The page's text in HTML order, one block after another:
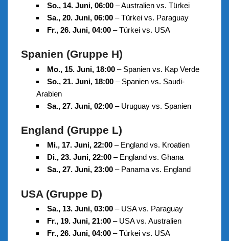
So., 14. Juni, 06:00 – Australien vs. Türkei
Sa., 20. Juni, 06:00 – Türkei vs. Paraguay
Fr., 26. Juni, 04:00 – Türkei vs. USA
Spanien (Gruppe H)
Mo., 15. Juni, 18:00 – Spanien vs. Kap Verde
So., 21. Juni, 18:00 – Spanien vs. Saudi-
Arabien
Sa., 27. Juni, 02:00 – Uruguay vs. Spanien
England (Gruppe L)
Mi., 17. Juni, 22:00 – England vs. Kroatien
Di., 23. Juni, 22:00 – England vs. Ghana
Sa., 27. Juni, 23:00 – Panama vs. England
USA (Gruppe D)
Sa., 13. Juni, 03:00 – USA vs. Paraguay
Fr., 19. Juni, 21:00 – USA vs. Australien
Fr., 26. Juni, 04:00 – Türkei vs. USA